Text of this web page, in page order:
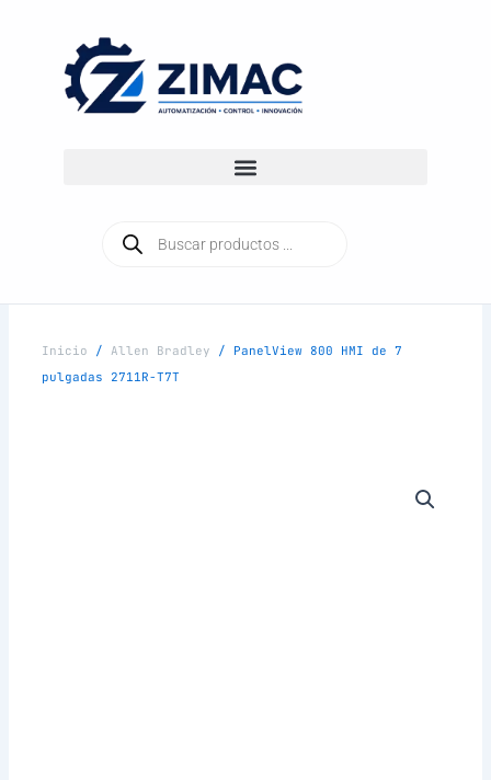
contenido
productos
Inicio / Allen Bradley / PanelView 800 HMI de 7
pulgadas 2711R-T7T